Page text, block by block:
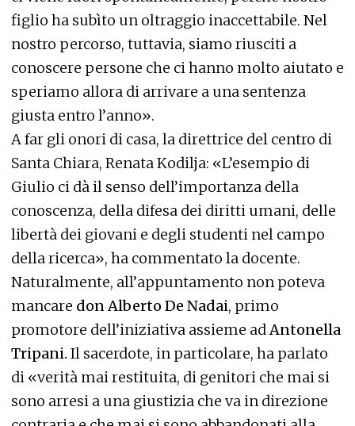
figlio ha subìto un oltraggio inaccettabile. Nel
nostro percorso, tuttavia, siamo riusciti a
conoscere persone che ci hanno molto aiutato e
speriamo allora di arrivare a una sentenza
giusta entro l’anno».
A far gli onori di casa, la direttrice del centro di
Santa Chiara, Renata Kodilja: «L’esempio di
Giulio ci dà il senso dell’importanza della
conoscenza, della difesa dei diritti umani, delle
libertà dei giovani e degli studenti nel campo
della ricerca», ha commentato la docente.
Naturalmente, all’appuntamento non poteva
mancare don Alberto De Nadai, primo
promotore dell’iniziativa assieme adAntonella
Tripani. Il sacerdote, in particolare, ha parlato
di «verità mai restituita, di genitori che mai si
sono arresi a una giustizia che va in direzione